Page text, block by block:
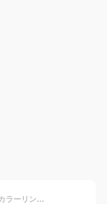
ビューティピュア ワンデーヘアカラー 60g カラーリング ヘアケア スタイリング BU:TI PURE ヘアカラークリーム 1day 日替わり デイリー ヘアカラーチェンジ 1dayヘアカラー インナーカラー ハイライト グラデーション イベント パーティー ハロウィン クリスマス おすすめ